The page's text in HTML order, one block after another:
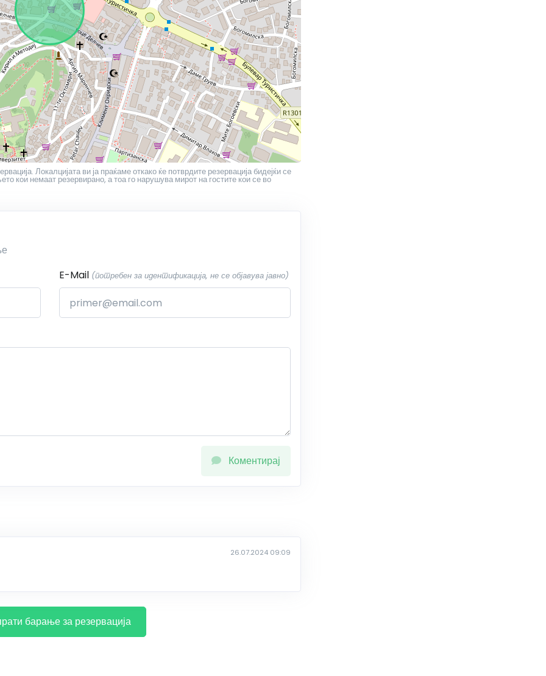
Локалцијата ви ја праќаме откако ќе потврдите резервација бидејќи се
кои немаат резервирано, а тоа го нарушува мирот на гостите кои се во
E-Mail (потребен за идентификација, не се објавува јавно)
Коментирај
26.07.2024 09:09
барање за резервација